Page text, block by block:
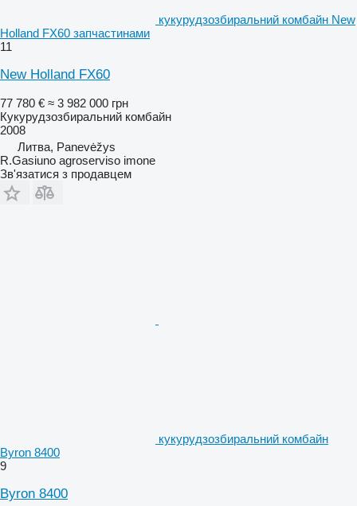
кукурудзозбиральний комбайн New
Holland FX60 запчастинами
11
New Holland FX60
77 780 € ≈ 3 982 000 грн
Кукурудзозбиральний комбайн
2008
Литва, Panevėžys
R.Gasiuno agroserviso imone
Зв'язатися з продавцем
кукурудзозбиральний комбайн
Byron 8400
9
Byron 8400